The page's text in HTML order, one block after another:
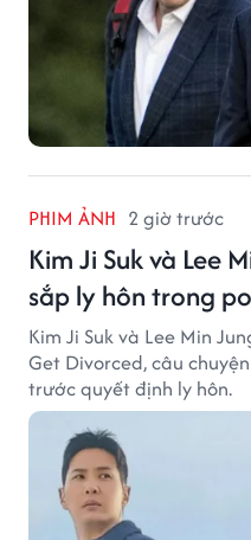
PHIM ẢNH 2 giờ trước
Kim Ji Suk và Lee
sắp ly hôn trong
Kim Ji Suk và Lee Min
Get Divorced, câu
trước quyết định ly hôn.